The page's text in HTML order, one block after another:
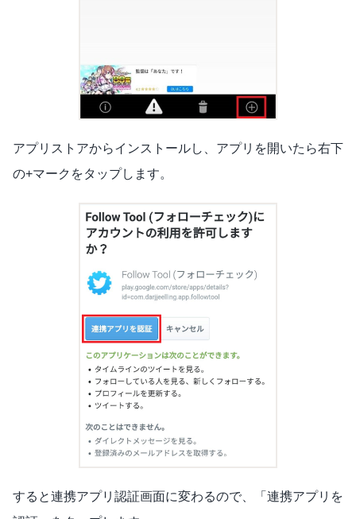
アプリストアからインストールし、アプリを開いたら右下
の+マークをタップします。
すると連携アプリ認証画面に変わるので、「連携アプリを